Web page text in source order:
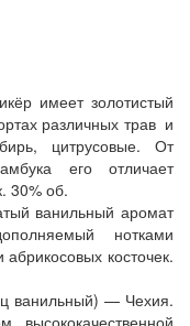
имеет золотистый
различных трав и
цитрусовые. От
его отличает
30% об.
ванильный аромат
нотками
косточек.
ванильный) — Чехия.